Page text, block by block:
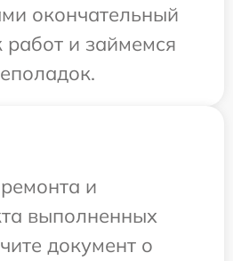
окончательный
работ и займемся
и
выполненных
документ о